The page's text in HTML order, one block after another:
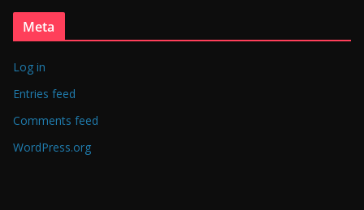
Meta
Log in
Entries feed
Comments feed
WordPress.org